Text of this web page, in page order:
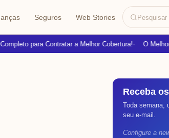
Seguros Web Stories
por:
para Contratar a Melhor Cobertura! O Melhor
Receba
Toda semana,
seu e-mail.
Configure a